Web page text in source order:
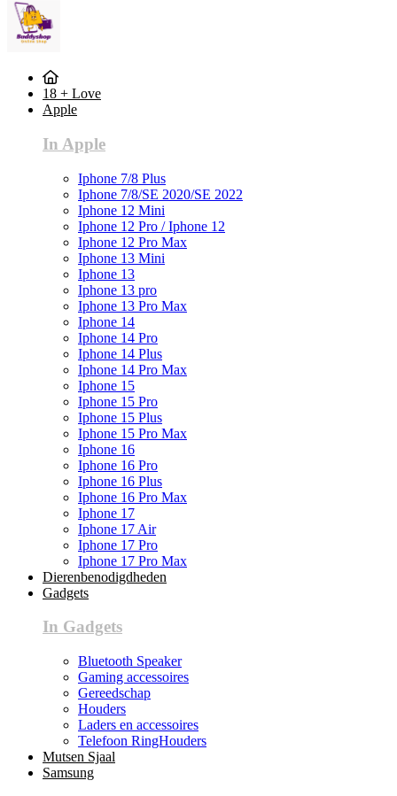
18 + Love
Apple
In Apple
Iphone 7/8 Plus
Iphone 7/8/SE 2020/SE 2022
Iphone 12 Mini
Iphone 12 Pro / Iphone 12
Iphone 12 Pro Max
Iphone 13 Mini
Iphone 13
Iphone 13 pro
Iphone 13 Pro Max
Iphone 14
Iphone 14 Pro
Iphone 14 Plus
Iphone 14 Pro Max
Iphone 15
Iphone 15 Pro
Iphone 15 Plus
Iphone 15 Pro Max
Iphone 16
Iphone 16 Pro
Iphone 16 Plus
Iphone 16 Pro Max
Iphone 17
Iphone 17 Air
Iphone 17 Pro
Iphone 17 Pro Max
Dierenbenodigdheden
Gadgets
In Gadgets
Bluetooth Speaker
Gaming accessoires
Gereedschap
Houders
Laders en accessoires
Telefoon RingHouders
Mutsen Sjaal
Samsung